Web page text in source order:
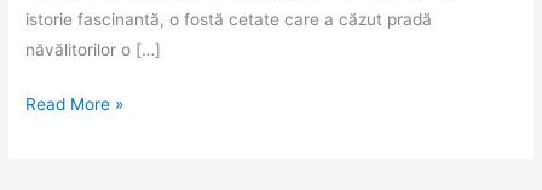
istorie fascinantă, o fostă cetate care a căzut pradă
năvălitorilor o […]
Biserica
Read More »